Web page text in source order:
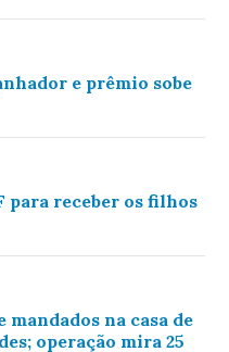
e prêmio sobe
para receber os filhos
na casa de
operação mira 25